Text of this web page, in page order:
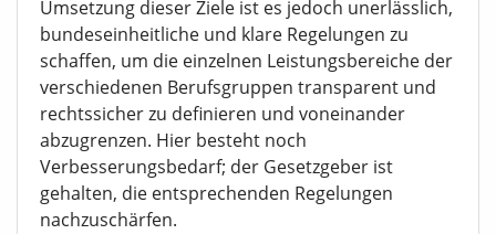
Umsetzung dieser Ziele ist es jedoch unerlässlich,
bundeseinheitliche und klare Regelungen zu
schaffen, um die einzelnen Leistungsbereiche der
verschiedenen Berufsgruppen transparent und
rechtssicher zu definieren und voneinander
abzugrenzen. Hier besteht noch
Verbesserungsbedarf; der Gesetzgeber ist
gehalten, die entsprechenden Regelungen
nachzuschärfen.